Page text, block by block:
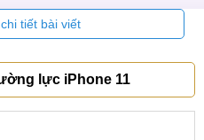
, Q.1 - ĐT:
Nghi, Thanh Khê- ĐT:
tiết bài viết
lực iPhone 11